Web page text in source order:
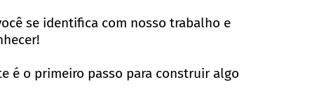
se identifica com nosso trabalho e
é o primeiro passo para construir algo